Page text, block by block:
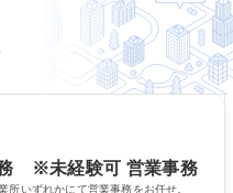
務 ※未経験可 営業事務
所いずれかにて営業事務をお任せ。